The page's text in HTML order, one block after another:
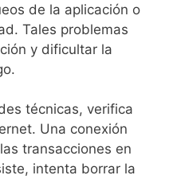
de la aplicación o
Tales problemas
y dificultar la
técnicas, verifica
Una conexión
transacciones en
intenta borrar la